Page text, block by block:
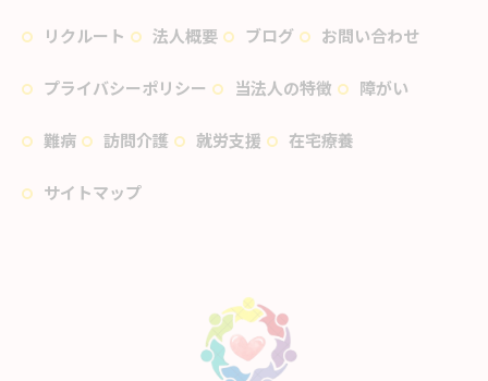
リクルート
法人概要 ブログ
お問い合わせ
プライバシーポリシー
当法人の特徴
障がい
難病
訪問介護 就労支援
在宅療養
サイトマップ